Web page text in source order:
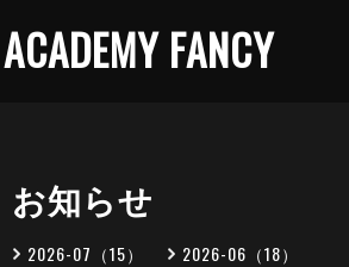
FANCY
お知らせ
2026-07（15）
2026-06（18）